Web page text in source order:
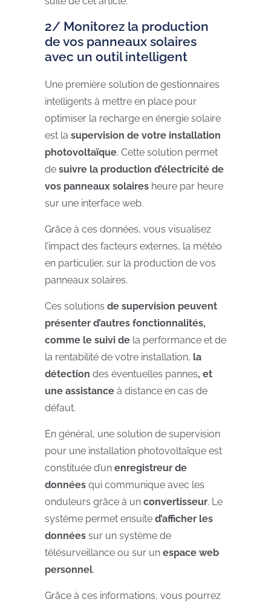
2/ Monitorez la production
de vos panneaux solaires
avec un outil intelligent
Une première solution de gestionnaires
intelligents à mettre en place pour
optimiser la recharge en énergie solaire
est la supervision de votre installation
photovoltaïque. Cette solution permet
de suivre la production d’électricité de
vos panneaux solaires heure par heure
sur une interface web.
Grâce à ces données, vous visualisez
l’impact des facteurs externes, la météo
en particulier, sur la production de vos
panneaux solaires.
Ces solutions de supervision peuvent
présenter d’autres fonctionnalités,
comme le suivi de la performance et de
la rentabilité de votre installation, la
détection des éventuelles pannes, et
une assistance à distance en cas de
défaut.
En général, une solution de supervision
pour une installation photovoltaïque est
constituée d’un enregistreur de
données qui communique avec les
onduleurs grâce à un convertisseur. Le
système permet ensuite d’afficher les
données sur un système de
télésurveillance ou sur un espace web
personnel.
Grâce à ces informations, vous pourrez